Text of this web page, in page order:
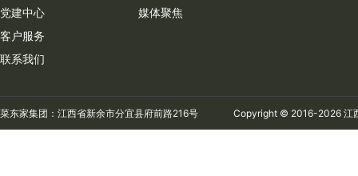
党建中心
客户服务
联系我们
媒体聚焦
菜东家集团：江西省新余市分宜县府前路216号 Copyright © 2016-2026 江